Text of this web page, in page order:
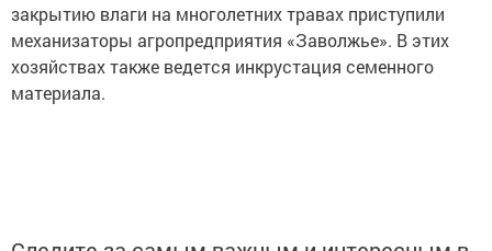
закрытию влаги на многолетних травах приступили
механизаторы агропредприятия «Заволжье». В этих
хозяйствах также ведется инкрустация семенного
материала.